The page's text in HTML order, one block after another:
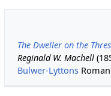
The Dweller on the
Reginald W. Machell
Bulwer-Lyttons